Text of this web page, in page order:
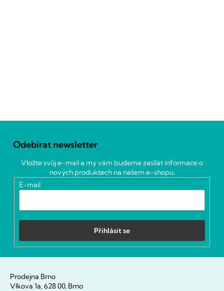
Odebírat newsletter
Vložte svůj e-mail a my vám budeme zasílat informace o
nových produktech na našem e-shopu.
E-mail
Přihlásit se
Prodejna Brno
Vlkova 1a, 628 00, Brno